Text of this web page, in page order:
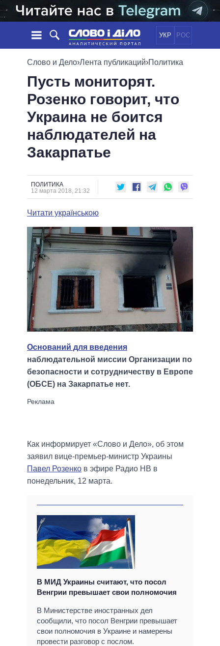
УКР РОС
НОВОСТИ
ЛЕНТА
СОБЫТИЯ
СТАТЬИ
МНЕНИЯ
ОБЗОРЫ
ДАЙДЖЕСТЫ
ПОЛИТИКА
ЭКОНОМИКА
ОБЩЕСТВО
МИР
ОБЕЩАНИЯ
ПОЛИТИКИ
ВСЕ ПОЛИТИКИ
ПРЕЗИДЕНТ И ОФИС
ВЕРХОВНАЯ РАДА
ГЛАВЫ ОБЛАДМИНИСТРАЦИЙ
МЭРЫ
ВСЕ ПЕРСОНЫ
ИНФОГРАФИКА
ВИДЕО
СРАВНЕНИЕ ПОЛИТИКОВ
Слово и Дело›Лента публикаций›Политика
Пусть мониторят.
Розенко говорит, что
Украина не боится
наблюдателей на
Закарпатье
ПОЛИТИКА
12 марта 2018, 21:32
Читати українською
Оснований для введения
наблюдательной миссии Организации по
безопасности и сотрудничеству в Европе
(ОБСЕ) на Закарпатье нет.
Как информирует «Слово и Дело», об этом
заявил вице-премьер-министр Украины
Павел Розенко в эфире Радио НВ в
понедельник, 12 марта.
В МИД Украины считают, что посол
Венгрии превышает свои полномочия
В Министерстве иностранных дел
сообщили, что посол Венгрии превышает
свои полномочия в Украине и намерены
провести разговор с послом.